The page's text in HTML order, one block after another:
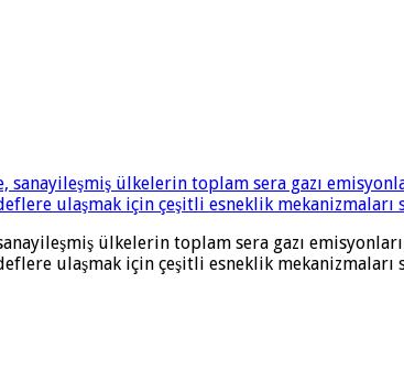
ülkelerin toplam sera gazı
ulaşmak için çeşitli esneklik mekanizmaları